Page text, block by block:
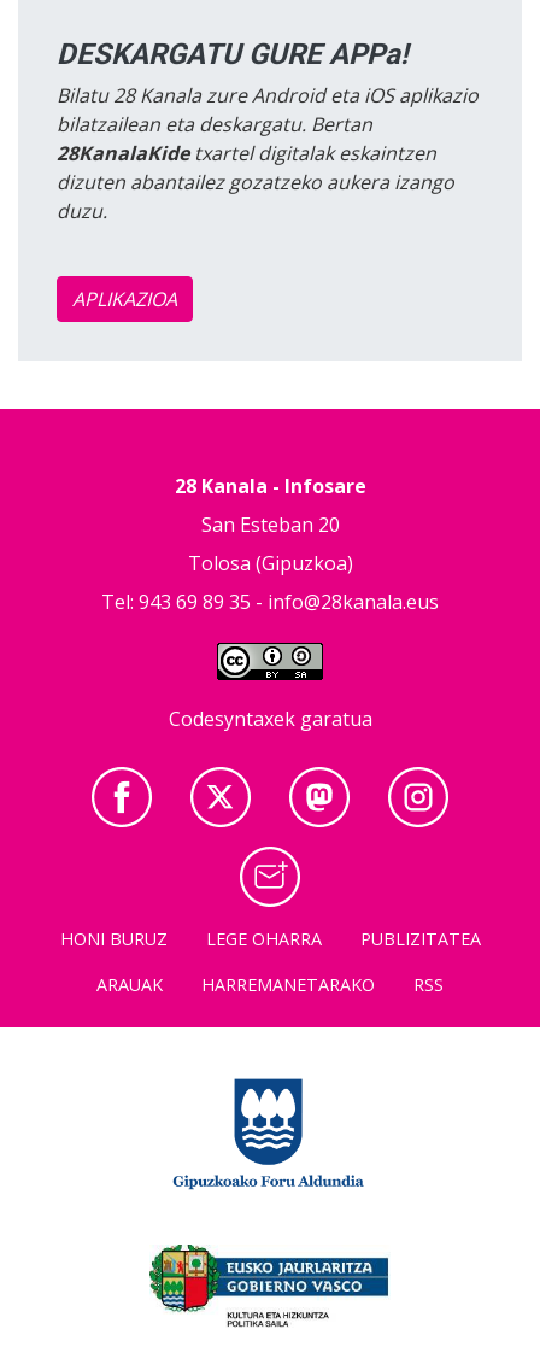
DESKARGATU GURE APPa!
Bilatu 28 Kanala zure Android eta iOS aplikazio
bilatzailean eta deskargatu. Bertan
28KanalaKidetxartel digitalak eskaintzen
dizuten abantailez gozatzeko aukera izango
duzu.
APLIKAZIOA
28 Kanala - Infosare
San Esteban 20
Tolosa (Gipuzkoa)
Tel: 943 69 89 35 - info@28kanala.eus
Codesyntaxek garatua
HONI BURUZ LEGE OHARRA
PUBLIZITATEA
ARAUAK
HARREMANETARAKO RSS